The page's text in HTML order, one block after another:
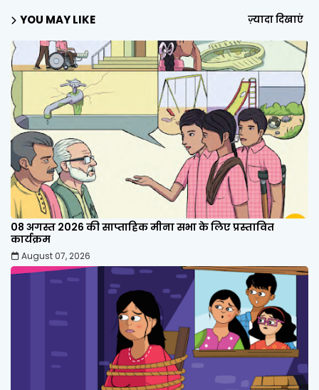
YOU MAY LIKE ज़्यादा दिखाएं
08 अगस्त 2026 की साप्ताहिक मीना सभा के लिए प्रस्तावित
कार्यक्रम
August 07, 2026